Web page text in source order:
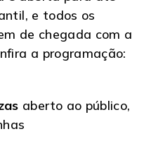
e todos os
de chegada com a
a programação:
aberto ao público,